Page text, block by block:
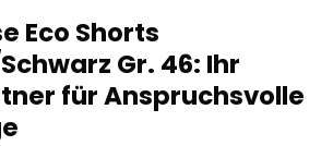
Eco Shorts
Gr. 46: Ihr
für Anspruchsvolle